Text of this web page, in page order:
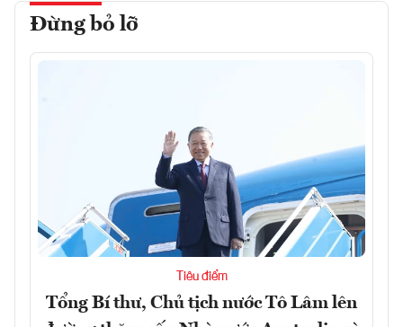
Đừng bỏ lỡ
Tiêu điểm
Tổng Bí thư, Chủ tịch nước Tô Lâm lên